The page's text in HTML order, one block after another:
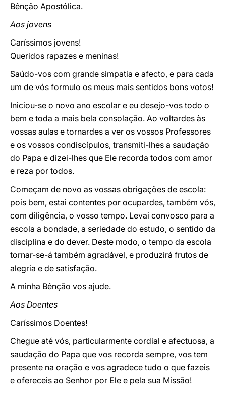
Bênção Apostólica.
Aos jovens
Caríssimos jovens!
Queridos rapazes e meninas!
Saúdo-vos com grande simpatia e afecto, e para cada
um de vós formulo os meus mais sentidos bons votos!
Iniciou-se o novo ano escolar e eu desejo-vos todo o
bem e toda a mais bela consolação. Ao voltardes às
vossas aulas e tornardes a ver os vossos Professores
e os vossos condiscípulos, transmiti-lhes a saudação
do Papa e dizei-lhes que Ele recorda todos com amor
e reza por todos.
Começam de novo as vossas obrigações de escola:
pois bem, estai contentes por ocupardes, também vós,
com diligência, o vosso tempo. Levai convosco para a
escola a bondade, a seriedade do estudo, o sentido da
disciplina e do dever. Deste modo, o tempo da escola
tornar-se-á também agradável, e produzirá frutos de
alegria e de satisfação.
A minha Bênção vos ajude.
Aos Doentes
Caríssimos Doentes!
Chegue até vós, particularmente cordial e afectuosa, a
saudação do Papa que vos recorda sempre, vos tem
presente na oração e vos agradece tudo o que fazeis
e ofereceis ao Senhor por Ele e pela sua Missão!